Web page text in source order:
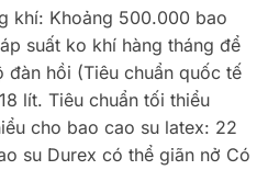
khí: Khoảng 500.000 bao
suất ko khí hàng tháng để
hồi (Tiêu chuẩn quốc tế
lít. Tiêu chuẩn tối thiểu
cho bao cao su latex: 22
su Durex có thể giãn nở Có